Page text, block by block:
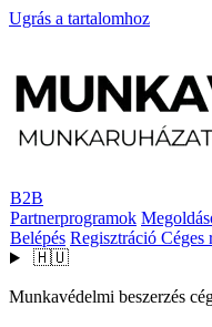
Ugrás a tartalomhoz
B2B
Partnerprogramok
Belépés Regisztráció Céges
🇭🇺
Munkavédelmi beszerzés